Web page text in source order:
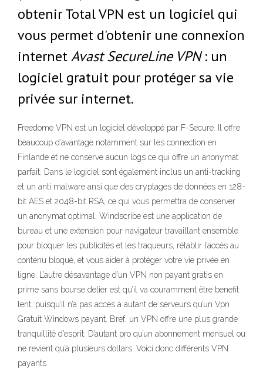
obtenir Total VPN est un logiciel qui
vous permet d'obtenir une connexion
internetAvast SecureLine VPN: un
logiciel gratuit pour protéger sa vie
privée sur internet.
Freedome VPN est un logiciel développé par F-Secure. Il offre
beaucoup d’avantage notamment sur les connection en
Finlande et ne conserve aucun logs ce qui offre un anonymat
parfait. Dans le logiciel sont également inclus un anti-tracking
et un anti malware ansi que des cryptages de données en 128-
bit AES et 2048-bit RSA, ce qui vous permettra de conserver
un anonymat optimal. Windscribe est une application de
bureau et une extension pour navigateur travaillant ensemble
pour bloquer les publicités et les traqueurs, rétablir l’accès au
contenu bloqué, et vous aider à protéger votre vie privée en
ligne. L’autre désavantage d’un VPN non payant gratis en
prime sans bourse delier est qu’il va couramment être benefit
lent, puisqu’il n’a pas accès à autant de serveurs qu’un Vpn
Gratuit Windows payant. Bref, un VPN offre une plus grande
tranquillité d’esprit. D’autant pro qu’un abonnement mensuel ou
ne revient qu’à plusieurs dollars. Voici donc différents VPN
payants